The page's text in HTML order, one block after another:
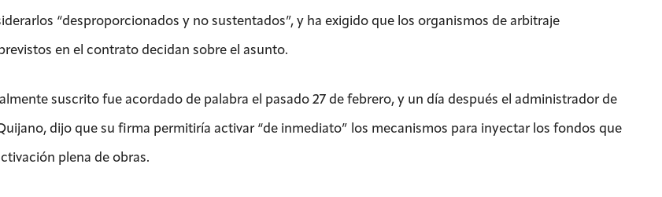
“desproporcionados y no sustentados”, y ha exigido que los organismos de arbitraje
en el contrato decidan sobre el asunto.
suscrito fue acordado de palabra el pasado 27 de febrero, y un día después el administrador de
dijo que su firma permitiría activar “de inmediato” los mecanismos para inyectar los fondos que
plena de obras.